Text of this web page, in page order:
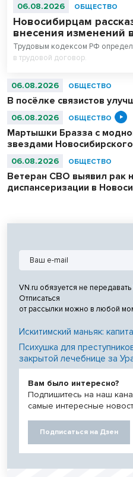
06.08.2026 ОБЩЕСТВО
Новосибирцам
внесения изменений
Трудовым кодексом РФ
в трудовой договор.
06.08.2026 ОБЩЕСТВО
В посёлке связистов
06.08.2026 ОБЩЕСТВО
Мартышки Бразза с
звездами
06.08.2026 ОБЩЕСТВО
Ветеран СВО выявил рак
диспансеризации в
VN.ru обязуется не
Отписаться
от рассылки можно в любой
Искитимский маньяк:
Психушка для
закрытой лечебнице за
Вам было интересно?
Подпишитесь на наш
самые интересные
Подписаться на Дзен